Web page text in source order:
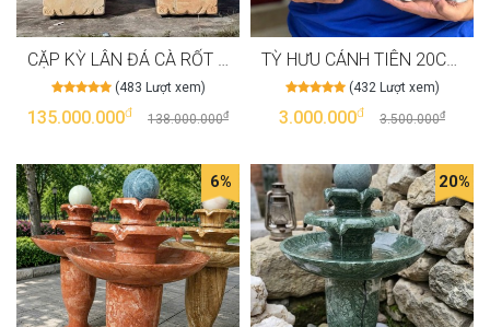
CẶP KỲ LÂN ĐÁ CÀ RỐT MÀU VÀNG CAO 1M9 T3990
(483 Lượt xem)
135.000.000đ 138.000.000đ
TỲ HƯU CÁNH TIÊN 20CM ĐÁ CANXIT T3987
(432 Lượt xem)
3.000.000đ 3.500.000đ
6% 20%